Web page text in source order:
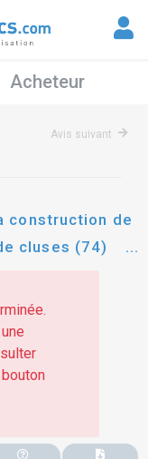
Acheteur
Avis suivant
construction de
cluses (74)
et parois
relatifs aux
sont
de la part